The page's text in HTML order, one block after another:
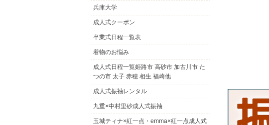
兵庫大学
成人式クーポン
卒業式日程一覧表
着物のお悩み
成人式日程一覧姫路市 高砂市 加古川市 た
つの市 太子 赤穂 相生 福崎他
成人式振袖レンタル
九重×中村里砂成人式振袖
玉城ティナ×紅一点・emma×紅一点成人式